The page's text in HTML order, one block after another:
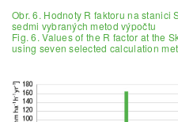
Obr. 6. Hodnoty R faktoru na stanici
sedmi vybraných metod výpočtu
Fig. 6. Values of the R factor at the
using seven selected calculation